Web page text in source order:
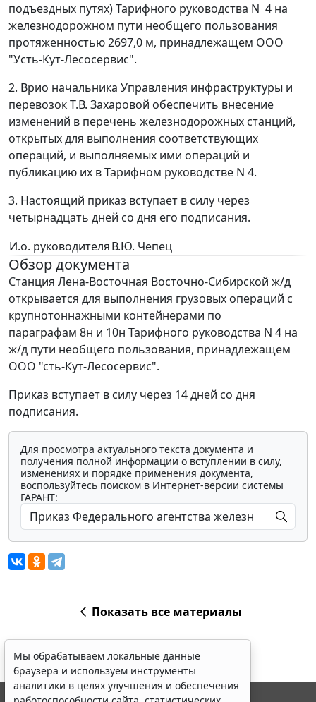
подъездных путях) Тарифного руководства N 4 на
железнодорожном пути необщего пользования
протяженностью 2697,0 м, принадлежащем ООО
"Усть-Кут-Лесосервис".
2. Врио начальника Управления инфраструктуры и
перевозок Т.В. Захаровой обеспечить внесение
изменений в перечень железнодорожных станций,
открытых для выполнения соответствующих
операций, и выполняемых ими операций и
публикацию их в Тарифном руководстве N 4.
3. Настоящий приказ вступает в силу через
четырнадцать дней со дня его подписания.
И.о. руководителяВ.Ю. Чепец
Обзор документа
Станция Лена-Восточная Восточно-Сибирской ж/д
открывается для выполнения грузовых операций с
крупнотоннажными контейнерами по
параграфам 8н и 10н Тарифного руководства N 4 на
ж/д пути необщего пользования, принадлежащем
ООО "сть-Кут-Лесосервис".
Приказ вступает в силу через 14 дней со дня
подписания.
Для просмотра актуального текста документа и
получения полной информации о вступлении в силу,
изменениях и порядке применения документа,
воспользуйтесь поиском в Интернет-версии системы
ГАРАНТ:
Показать все материалы
Мы обрабатываем локальные данные
браузера и используем инструменты
аналитики в целях улучшения и обеспечения